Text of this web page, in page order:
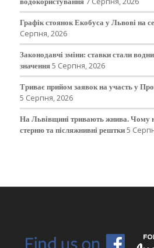
Графік стоянок Екобуса у Львові на
Серпня, 2026
Законодавчі зміни: ставки стали
значення5 Серпня, 2026
Триває прийом заявок на участь у
5 Серпня, 2026
На Львівщині тривають жнива. Чому
стерню та післяжнивні рештки5